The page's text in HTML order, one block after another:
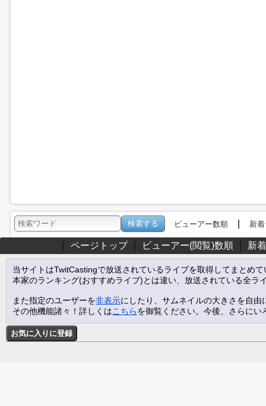
ビューアー数順| 新
ページトップ｜ ビューアー(閲覧)数順｜ 新
当サイトはTwitCastingで放送されているライブを取得してまとめ
本家のランキング(おすすめライブ)とは違い、放送されている全ラ
また指定のユーザーを非表示にしたり、サムネイルの大きさを自
その他機能諸々！詳しくはこちらを御覧ください。今後、さらに